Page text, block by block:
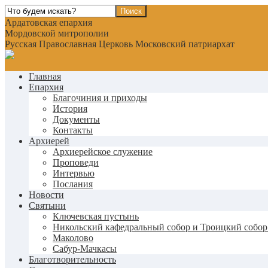
Ардатовская епархия
Мордовской митрополии
Русская Православная Церковь Московский патриархат
Главная
Епархия
Благочиния и приходы
История
Документы
Контакты
Архиерей
Архиерейское служение
Проповеди
Интервью
Послания
Новости
Святыни
Ключевская пустынь
Никольский кафедральный собор и Троицкий собор
Маколово
Сабур-Мачкасы
Благотворительность